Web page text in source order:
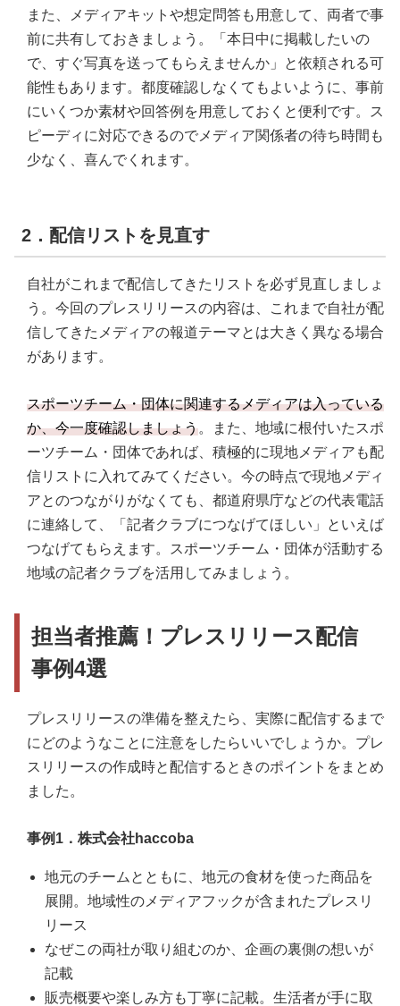
また、メディアキットや想定問答も用意して、両者で事
前に共有しておきましょう。「本日中に掲載したいの
で、すぐ写真を送ってもらえませんか」と依頼される可
能性もあります。都度確認しなくてもよいように、事前
にいくつか素材や回答例を用意しておくと便利です。ス
ピーディに対応できるのでメディア関係者の待ち時間も
少なく、喜んでくれます。
2．配信リストを見直す
自社がこれまで配信してきたリストを必ず見直しましょ
う。今回のプレスリリースの内容は、これまで自社が配
信してきたメディアの報道テーマとは大きく異なる場合
があります。
スポーツチーム・団体に関連するメディアは入っている
か、今一度確認しましょう。また、地域に根付いたスポ
ーツチーム・団体であれば、積極的に現地メディアも配
信リストに入れてみてください。今の時点で現地メディ
アとのつながりがなくても、都道府県庁などの代表電話
に連絡して、「記者クラブにつなげてほしい」といえば
つなげてもらえます。スポーツチーム・団体が活動する
地域の記者クラブを活用してみましょう。
担当者推薦！プレスリリース配信
事例4選
プレスリリースの準備を整えたら、実際に配信するまで
にどのようなことに注意をしたらいいでしょうか。プレ
スリリースの作成時と配信するときのポイントをまとめ
ました。
事例1．株式会社haccoba
地元のチームとともに、地元の食材を使った商品を
展開。地域性のメディアフックが含まれたプレスリ
リース
なぜこの両社が取り組むのか、企画の裏側の想いが
記載
販売概要や楽しみ方も丁寧に記載。生活者が手に取